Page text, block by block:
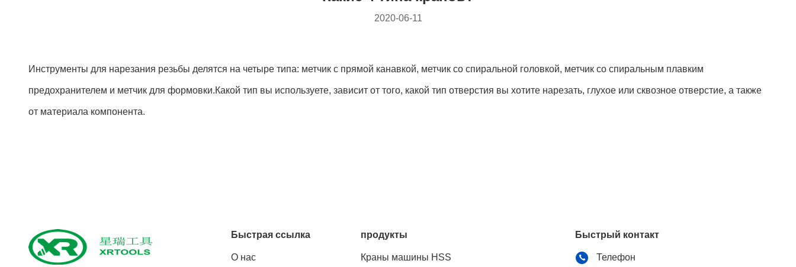
2020-06-11
Инструменты для нарезания резьбы делятся на четыре типа: метчик с прямой канавкой, метчик со спиральной головкой, метчик со спиральным плавким
предохранителем и метчик для формовки.Какой тип вы используете, зависит от того, какой тип отверстия вы хотите нарезать, глухое или сквозное отверстие, а также
от материала компонента.
Быстрая ссылка
О нас
продукты
Краны машины HSS
Быстрый контакт
Телефон